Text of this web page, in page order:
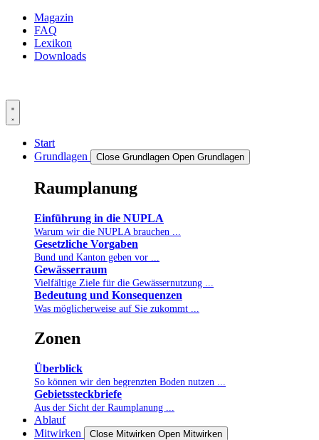
Magazin
FAQ
Lexikon
Downloads
Start
Grundlagen
Close Grundlagen Open Grundlagen
Raumplanung
Einführung in die NUPLA
Warum wir die NUPLA brauchen ...
Gesetzliche Vorgaben
Bund und Kanton geben vor ...
Gewässerraum
Vielfältige Ziele für die Gewässernutzung ...
Bedeutung und Konsequenzen
Was möglicherweise auf Sie zukommt ...
Zonen
Überblick
So können wir den begrenzten Boden nutzen ...
Gebietssteckbriefe
Aus der Sicht der Raumplanung ...
Ablauf
Mitwirken
Close Mitwirken Open Mitwirken